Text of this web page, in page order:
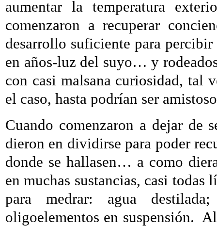
aumentar la temperatura
comenzaron a recuperar
desarrollo suficiente para
en años-luz del suyo… y
con casi malsana curiosidad, tal
el caso, hasta podrían ser
Cuando comenzaron a dejar de
dieron en dividirse para poder
donde se hallasen… a como
en muchas sustancias, casi
para medrar: agua
oligoelementos en suspensión.